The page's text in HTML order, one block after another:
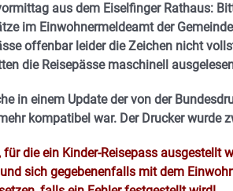
aus dem Eiselfinger Rathaus:
im Einwohnermeldeamt der
offenbar leider die Zeichen nicht
die Reisepässe maschinell
in einem Update der von der
kompatibel war. Der Drucker wurde
die ein Kinder-Reisepass ausgestellt
sich gegebenenfalls mit dem